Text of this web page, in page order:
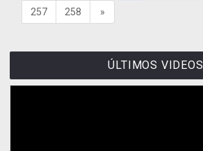
257 258 »
ÚLTIMOS VIDEOS